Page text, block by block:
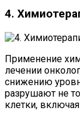
4.
Применение
лечении
снижению
разрушают не
клетки,